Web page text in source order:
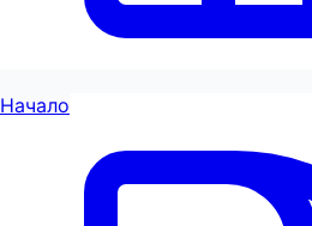
Начало